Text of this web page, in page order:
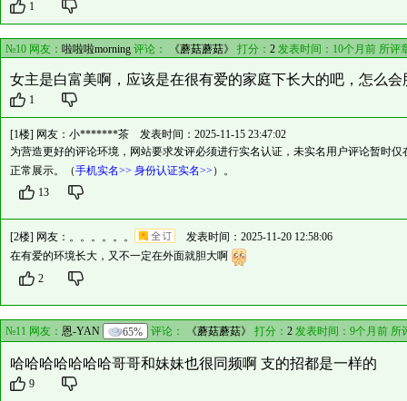
1
№10 网友： 啦啦啦morning 评论： 《蘑菇蘑菇》 打分： 2 发表时间：10个月前 所评
女主是白富美啊，应该是在很有爱的家庭下长大的吧，怎么
1
[1楼] 网友： 小*******茶 发表时间：2025-11-15 23:47:02
为营造更好的评论环境，网站要求发评必须进行实名认证，未实名用户评论暂时
正常展示。（手机实名>> 身份认证实名>> ）。
13
[2楼] 网友： 。。。。。。
发表时间：2025-11-20 12:58:06
在有爱的环境长大，又不一定在外面就胆大啊
2
№11 网友： 恩-YAN 65% 评论： 《蘑菇蘑菇》 打分： 2 发表时间：9个月前 所
哈哈哈哈哈哈哈哥哥和妹妹也很同频啊 支的招都是一样的
9